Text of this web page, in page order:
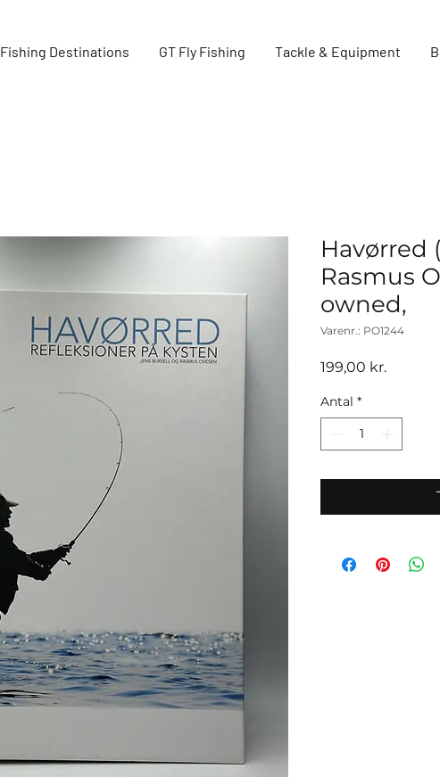
Fishing Destinations GT Fly Fishing Tackle & Equipment
Havørred
Rasmus
owned,
Varenr.: PO1244
199,00 kr.Pris
Antal *